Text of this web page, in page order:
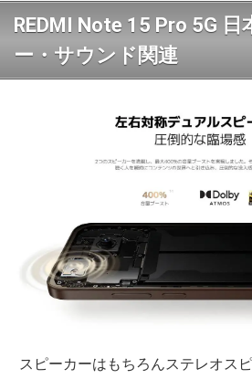
REDMI Note 15 Pro 5G
ー・サウンド関連
スピーカーはもちろんステレオス